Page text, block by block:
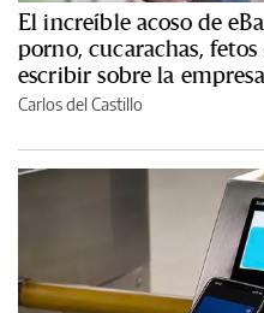
El increíble acoso de
porno, cucarachas,
escribir sobre la empresa
Carlos del Castillo